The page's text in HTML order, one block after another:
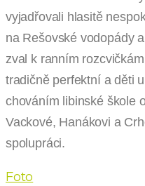
vyjadřovali hlasitě
na Rešovské vodopády
zval k ranním
tradičně perfektní a děti
chováním libinské škole
Vackové, Hanákovi a
spolupráci.
Foto